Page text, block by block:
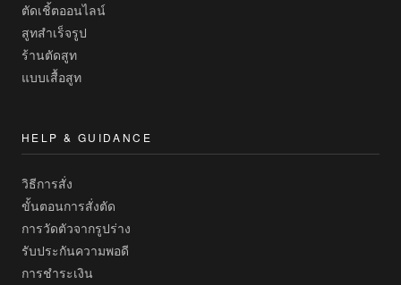
ตัดเชิ้ตออนไลน์
สูทสำเร็จรูป
ร้านตัดสูท
แบบเสื้อสูท
HELP & GUIDANCE
วิธีการสั่ง
ขั้นตอนการสั่งตัด
การวัดตัวจากรูปร่าง
รับประกันความพอดี
การชำระเงิน